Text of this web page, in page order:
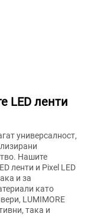
LED ленти
универсалност,
Нашите
ленти и Pixel LED
и за
като
LUMIMORE
така и